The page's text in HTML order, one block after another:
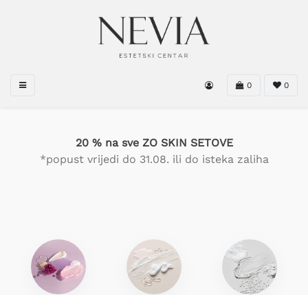
0 0
20 % na sve ZO SKIN SETOVE
*popust vrijedi do 31.08. ili do isteka zaliha